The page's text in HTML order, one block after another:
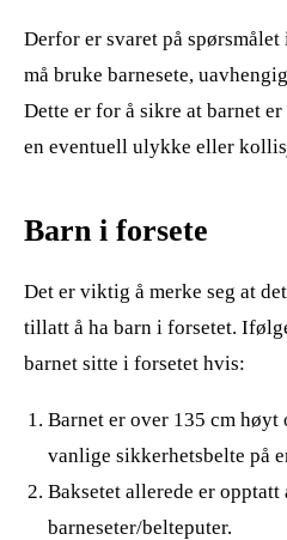
Derfor er svaret på
må bruke barnesete,
Dette er for å sikre at barnet
en eventuell ulykke eller
Barn i forsete
Det er viktig å merke seg at
tillatt å ha barn i forsetet.
barnet sitte i forsetet hvis:
Barnet er over 135 cm høyt
vanlige sikkerhetsbelte på
Baksetet allerede er opptatt
barneseter/belteputer.